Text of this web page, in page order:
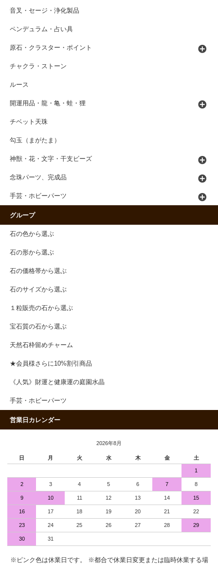
音叉・セージ・浄化製品
ペンデュラム・占い具
原石・クラスター・ポイント
チャクラ・ストーン
ルース
開運用品・龍・亀・蛙・狸
チベット天珠
勾玉（まがたま）
神獣・花・文字・干支ビーズ
念珠パーツ、完成品
手芸・ホビーパーツ
グループ
石の色から選ぶ
石の形から選ぶ
石の価格帯から選ぶ
石のサイズから選ぶ
１粒販売の石から選ぶ
宝石質の石から選ぶ
天然石枠留めチャーム
★会員様さらに10%割引商品
《人気》財運と健康運の庭園水晶
手芸・ホビーパーツ
営業日カレンダー
2026年8月
日 月 火 水 木 金 土
1
2 3 4 5 6 7 8
9 10 11 12 13 14 15
16 17 18 19 20 21 22
23 24 25 26 27 28 29
30 31
※ピンク色は休業日です。 ※都合で休業日変更または臨時休業する場